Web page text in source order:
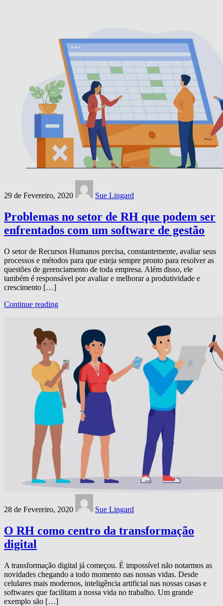
29 de Fevereiro, 2020 Sue Lingard
Problemas no setor de RH que podem ser
enfrentados com um software de gestão
O setor de Recursos Humanos precisa, constantemente, avaliar seus
processos e métodos para que esteja sempre pronto para resolver as
questões de gerenciamento de toda empresa. Além disso, ele
também é responsável por avaliar e melhorar a produtividade e
crescimento […]
Continue reading
28 de Fevereiro, 2020 Sue Lingard
O RH como centro da transformação
digital
A transformação digital já começou. É impossível não notarmos as
novidades chegando a todo momento nas nossas vidas. Desde
celulares mais modernos, inteligência artificial nas nossas casas e
softwares que facilitam a nossa vida no trabalho. Um grande
exemplo são […]